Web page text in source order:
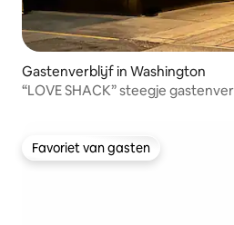
Gastenverblijf in Washington
“LOVE SHACK” steegje
Favoriet van gasten
Favoriet van gasten